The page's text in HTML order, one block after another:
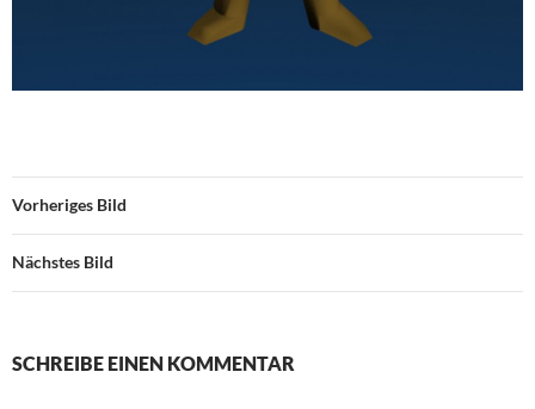
Vorheriges Bild
Nächstes Bild
SCHREIBE EINEN KOMMENTAR